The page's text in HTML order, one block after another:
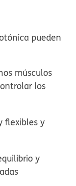
pueden
músculos
los
flexibles y
y